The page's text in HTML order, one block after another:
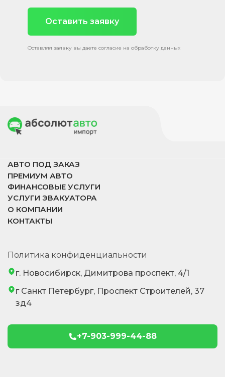
Оставить заявку
Оставляя заявку вы даете согласие на обработку данных
АВТО ПОД ЗАКАЗ
ПРЕМИУМ АВТО
ФИНАНСОВЫЕ УСЛУГИ
УСЛУГИ ЭВАКУАТОРА
О КОМПАНИИ
КОНТАКТЫ
Политика конфиденциальности
г. Новосибирск, Димитрова проспект, 4/1
г Санкт Петербург, Проспект Строителей, 37
зд4
+7-903-999-44-88